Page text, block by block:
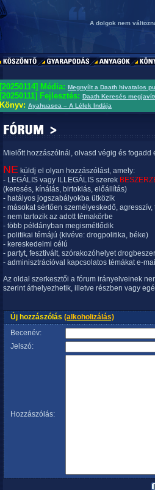
A dolgok nem
[20250114] Média: Megnyílt a Daath hivatalos
[20250111] Fejlesztés: Daath Keresés
Könyv: Ayahuasca – A Lélek Indája
Mielőtt hozzászólnál, olvasd végig és fogadd
NE küldj el olyan hozzászólást, amely:
- LEGÁLIS vagy ILLEGÁLIS szerek
(keresés, kínálás, birtoklás, előállítás)
- hatályos jogszabályokba ütközik
- másokat sértően személyeskedő, agresszív,
- nem tartozik az adott témakörbe
- több példányban megismétlődik
- politikai témájú (kivéve: drogpolitika, béke)
- kereskedelmi célú
- partyt, fesztivált, szórakozóhelyet
- adminisztrációval kapcsolatos témákat e-
Az oldal szerkesztői a fórum irányelveinek
szerint áthelyezhetik, illetve részben vagy
Új hozzászólás (alkoholizálás)
Becenév:
Jelszó:
Hozzászólás: